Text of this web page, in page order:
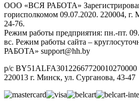
ООО «ВСЯ РАБОТА»
горисполкомом 09.07.2020. 220004,
24-76.
Режим работы предприятия: пн.-пт.
вс. Режим работы сайта –
РАБОТА» support@hh.by
р/с
220013 г. Минск, ул. Сурганова, 43‑47